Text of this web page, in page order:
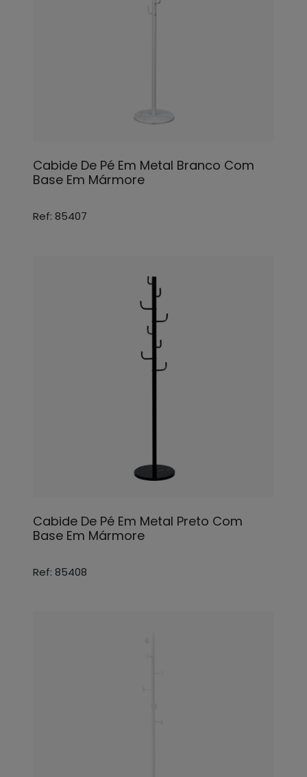
Cabide De Pé Em Metal Branco Com
Base Em Mármore
Ref: 85407
Cabide De Pé Em Metal Preto Com
Base Em Mármore
Ref: 85408